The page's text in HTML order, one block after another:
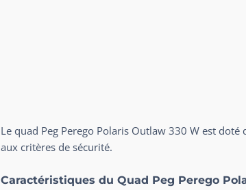
Le quad Peg Perego Polaris Outlaw 330 W est
aux critères de sécurité.
Caractéristiques du Quad Peg Perego